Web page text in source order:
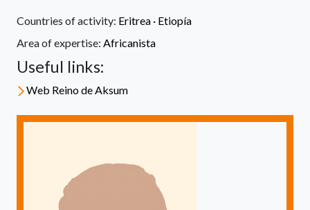
Countries of activity: Eritrea · Etiopía
Area of expertise: Africanista
Useful links:
Web Reino de Aksum